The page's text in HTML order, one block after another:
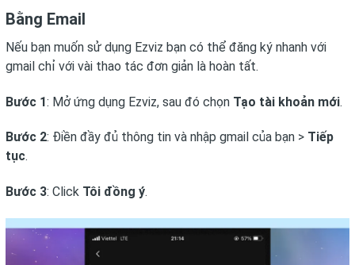
Bằng Email
Nếu bạn muốn sử dụng Ezviz bạn có thể đăng ký nhanh với
gmail chỉ với vài thao tác đơn giản là hoàn tất.
Bước 1: Mở ứng dụng Ezviz, sau đó chọn Tạo tài khoản mới.
Bước 2: Điền đầy đủ thông tin và nhập gmail của bạn > Tiếp
tục.
Bước 3: Click Tôi đồng ý.